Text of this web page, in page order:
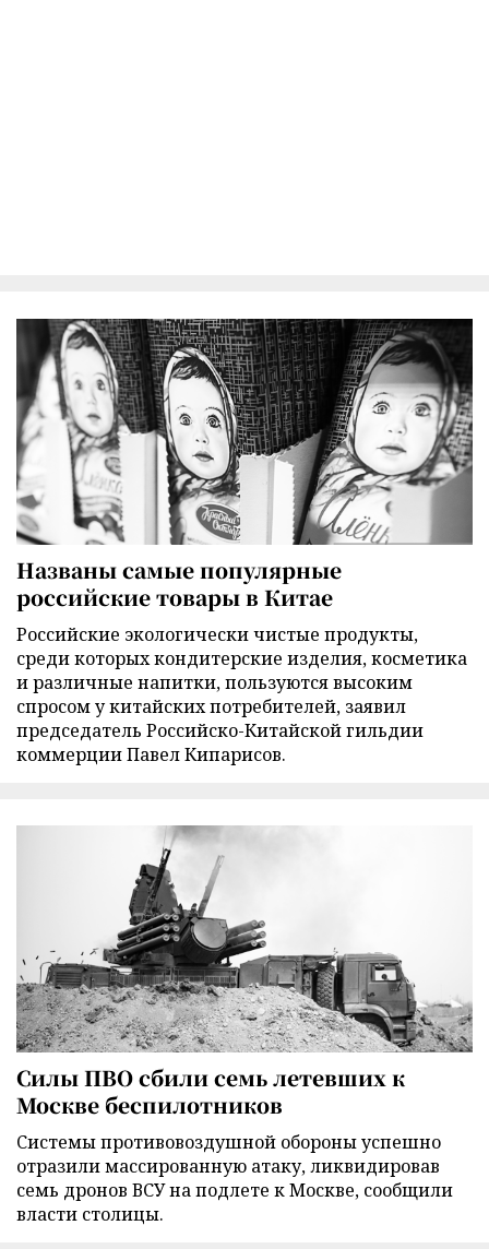
Названы самые популярные
российские товары в Китае
Российские экологически чистые продукты,
среди которых кондитерские изделия, косметика
и различные напитки, пользуются высоким
спросом у китайских потребителей, заявил
председатель Российско-Китайской гильдии
коммерции Павел Кипарисов.
Силы ПВО сбили семь летевших к
Москве беспилотников
Cистемы противовоздушной обороны успешно
отразили массированную атаку, ликвидировав
семь дронов ВСУ на подлете к Москве, сообщили
власти столицы.